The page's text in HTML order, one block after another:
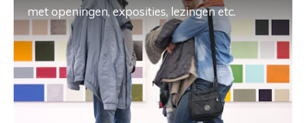
met openingen, exposities, lezingen etc.